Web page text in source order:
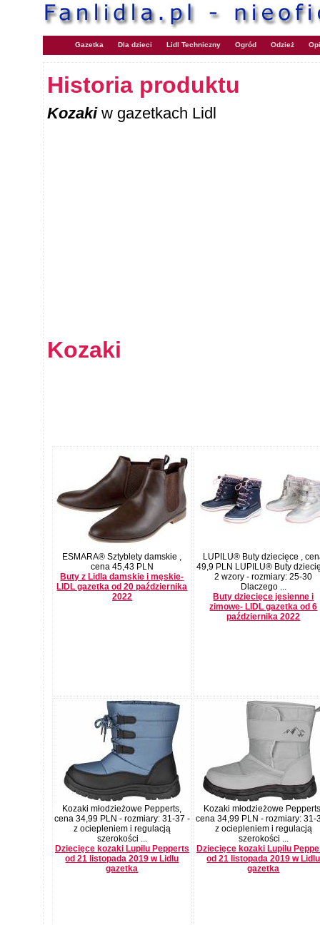
Gazetka Dla dzieci Lidl Techniczny Ogród Odzież
Historia produktu
Kozakiw gazetkach Lidl
Kozaki
ESMARA® Sztyblety damskie ,
cena 45,43 PLN
Buty z Lidla damskie i męskie-
LIDL gazetka od 20 października
2022
LUPILU® Buty dziecięce ,
49,9 PLN LUPILU® Buty
2 wzory - rozmiary: 25-30
Dlaczego ...
Buty dziecięce jesienne i
zimowe- LIDL gazetka od 6
października 2022
Kozaki młodzieżowe Pepperts,
cena 34,99 PLN - rozmiary: 31-37 -
z ociepleniem i regulacją
szerokości ...
Dziecięce kozaki Lupilu Pepperts
od 21 listopada 2019 w Lidlu
gazetka
Kozaki młodzieżowe
cena 34,99 PLN - rozmiary: 31-
z ociepleniem i regulacją
szerokości ...
Dziecięce kozaki Lupilu
od 21 listopada 2019 w Lidlu
gazetka